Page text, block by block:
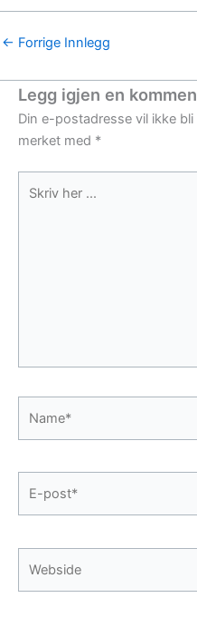
← Forrige Innlegg
Legg igjen en
Din e-postadresse vil ikke bli
merket med *
her
post*